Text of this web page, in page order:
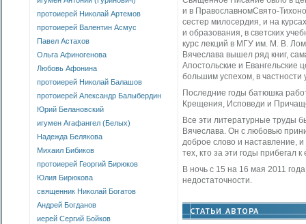
протоиерей Николай Артемов
протоиерей Валентин Асмус
Павел Астахов
Ольга Афиногенова
Любовь Афонина
протоиерей Николай Балашов
протоиерей Александр Балыбердин
Юрий Белановский
игумен Агафангел (Белых)
Надежда Белякова
Михаил Бибиков
протоиерей Георгий Бирюков
Юлия Бирюкова
священник Николай Богатов
Андрей Богданов
иерей Сергий Бойков
и в ПравославномСвято-
сестер милосердия, и на
и образования, в светских
курс лекций в МГУ им. М. В.
Вячеслава вышел ряд книг,
Апостольские и Евангельские
большим успехом, в
Последние годы батюшка
Крещения, Исповеди и
Все эти литературные труды
Вячеслава. Он с любовью
доброе слово и наставление,
тех, кто за эти годы прибегал
В ночь с 15 на 16 мая 2011
недостаточности.